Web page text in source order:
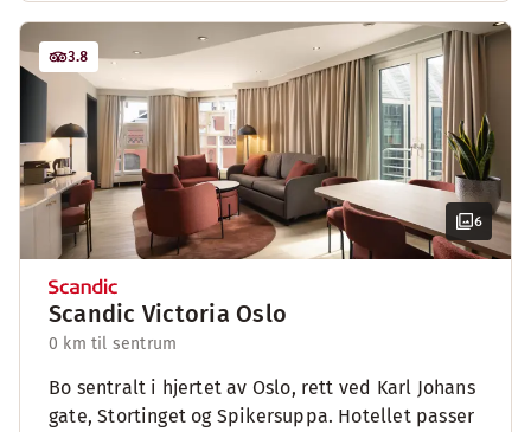
6
3.8
Scandic Victoria Oslo
0 km til sentrum
Bo sentralt i hjertet av Oslo, rett ved Karl Johans
gate, Stortinget og Spikersuppa. Hotellet passer